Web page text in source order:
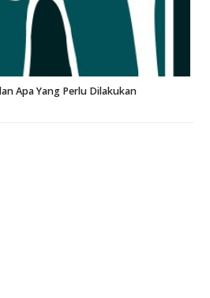
Apa Yang Perlu Dilakukan